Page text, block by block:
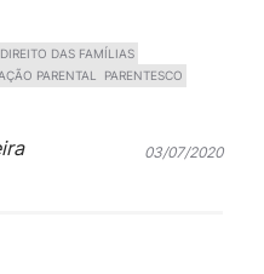
DIREITO DAS FAMÍLIAS
PARENTAL
PARENTESCO
03/07/2020